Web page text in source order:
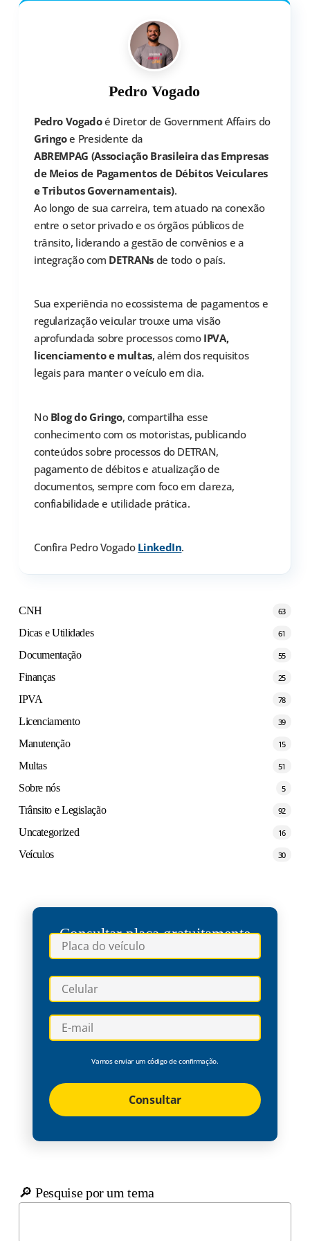
Pedro Vogado
Pedro Vogadoé Diretor de Government Affairs do
Gringoe Presidente da
ABREMPAG (Associação Brasileira das Empresas
de Meios de Pagamentos de Débitos Veiculares
e Tributos Governamentais).
Ao longo de sua carreira, tem atuado na conexão
entre o setor privado e os órgãos públicos de
trânsito, liderando a gestão de convênios e a
integração com DETRANsde todo o país.
Sua experiência no ecossistema de pagamentos e
regularização veicular trouxe uma visão
aprofundada sobre processos como IPVA,
licenciamento e multas, além dos requisitos
legais para manter o veículo em dia.
No Blog do Gringo, compartilha esse
conhecimento com os motoristas, publicando
conteúdos sobre processos do DETRAN,
pagamento de débitos e atualização de
documentos, sempre com foco em clareza,
confiabilidade e utilidade prática.
Confira Pedro Vogado LinkedIn.
CNH 63
Dicas e Utilidades 61
Documentação 55
Finanças 25
IPVA 78
Licenciamento 39
Manutenção 15
Multas 51
Sobre nós 5
Trânsito e Legislação 92
Uncategorized 16
Veículos 30
Consultar placa gratuitamente
Vamos enviar um código de confirmação.
Consultar
🔎 Pesquise por um tema